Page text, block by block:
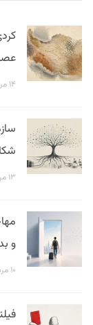
۱۴ مرداد ۱۴۰۵
۱۳ مرداد ۱۴۰۵
و
۱۰ مرداد ۱۴۰۵